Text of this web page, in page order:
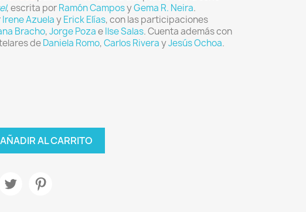
, escrita porRamón CamposyGema R. Neira.
Irene AzuelayErick Elías, con las participaciones
Bracho,Jorge PozaeIlse Salas. Cuenta además con
deDaniela Romo,Carlos RiverayJesús Ochoa.
AÑADIR AL CARRITO